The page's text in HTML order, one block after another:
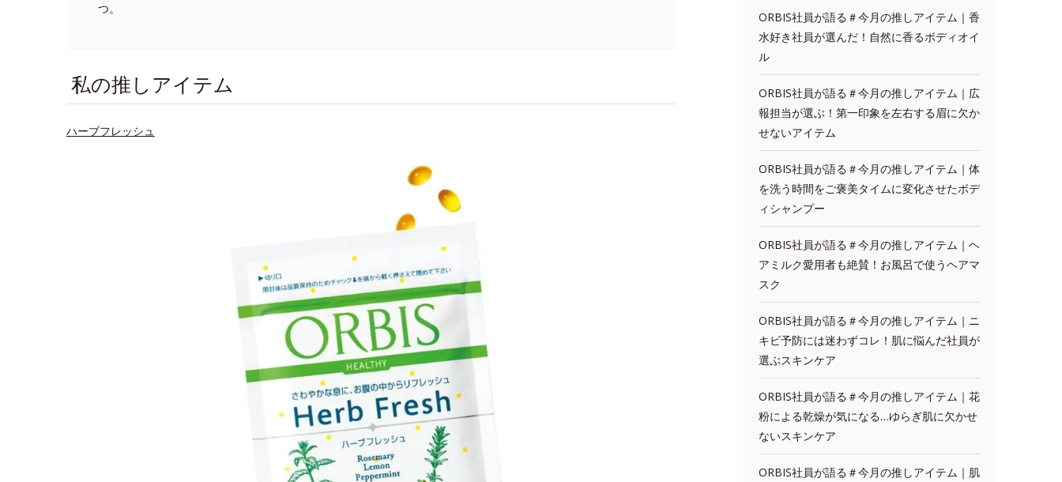
つ。
私の推しアイテム
ハーブフレッシュ
ORBIS社員が語る＃今月の推しアイテム｜香
水好き社員が選んだ！自然に香るボディオイ
ル
ORBIS社員が語る＃今月の推しアイテム｜広
報担当が選ぶ！第一印象を左右する眉に欠か
せないアイテム
ORBIS社員が語る＃今月の推しアイテム｜体
を洗う時間をご褒美タイムに変化させたボデ
ィシャンプー
ORBIS社員が語る＃今月の推しアイテム｜ヘ
アミルク愛用者も絶賛！お風呂で使うヘアマ
スク
ORBIS社員が語る＃今月の推しアイテム｜ニ
キビ予防には迷わずコレ！肌に悩んだ社員が
選ぶスキンケア
ORBIS社員が語る＃今月の推しアイテム｜花
粉による乾燥が気になる…ゆらぎ肌に欠かせ
ないスキンケア
ORBIS社員が語る＃今月の推しアイテム｜肌